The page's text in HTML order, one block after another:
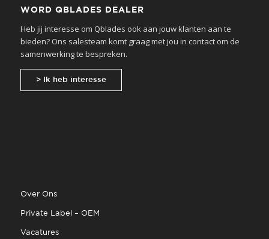
WORD QBLADES DEALER
Heb jij interesse om Qblades ook aan jouw klanten aan te
bieden? Ons salesteam komt graag met jou in contact om de
samenwerking te bespreken.
> Ik heb interesse
Over Ons
Private Label – OEM
Vacatures